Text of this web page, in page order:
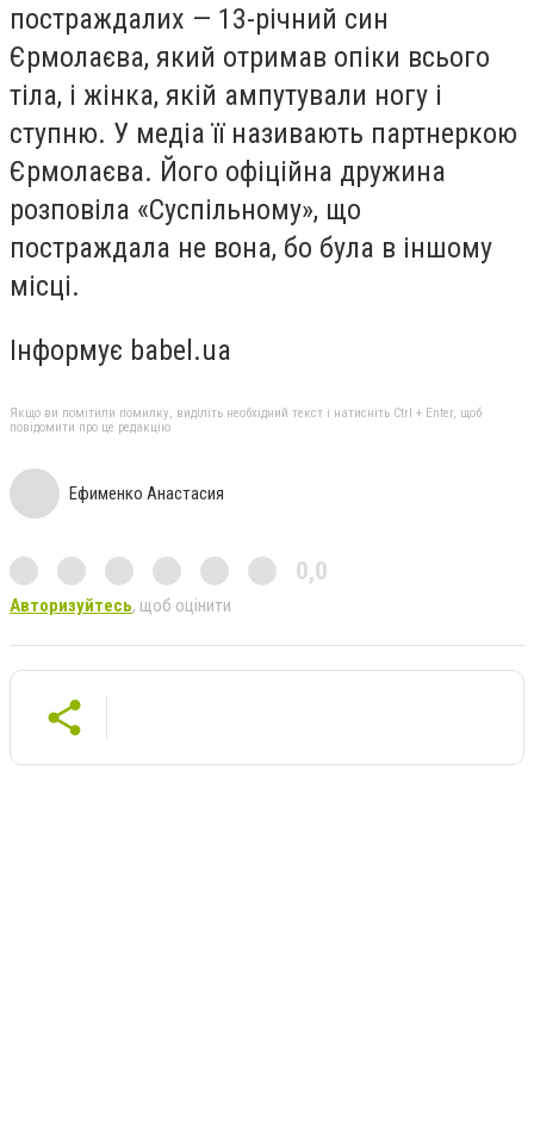
постраждалих — 13-річний син
Єрмолаєва, який отримав опіки всього
тіла, і жінка, якій ампутували ногу і
ступню. У медіа її називають партнеркою
Єрмолаєва. Його офіційна дружина
розповіла «Суспільному», що
постраждала не вона, бо була в іншому
місці.
Інформує babel.ua
Якщо ви помітили помилку, виділіть необхідний текст і натисніть Ctrl + Enter, щоб
повідомити про це редакцію
Ефименко Анастасия
0,0
Авторизуйтесь, щоб оцінити